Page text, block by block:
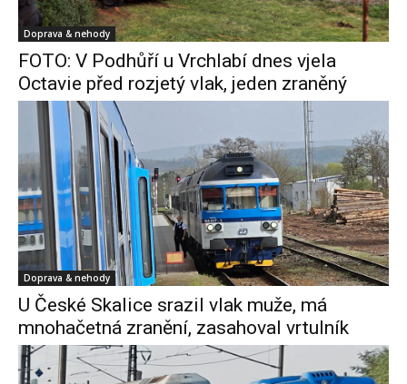
Doprava & nehody
FOTO: V Podhůří u Vrchlabí dnes vjela
Octavie před rozjetý vlak, jeden zraněný
Doprava & nehody
U České Skalice srazil vlak muže, má
mnohačetná zranění, zasahoval vrtulník